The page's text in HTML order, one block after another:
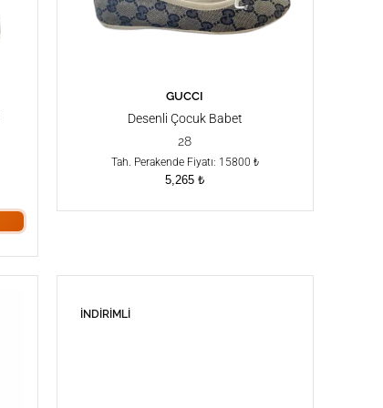
SEPETE EKLE
GUCCI
Desenli Çocuk Babet
28
Tah. Perakende Fiyatı: 15800 ₺
5,265₺
İNDIRIMLI